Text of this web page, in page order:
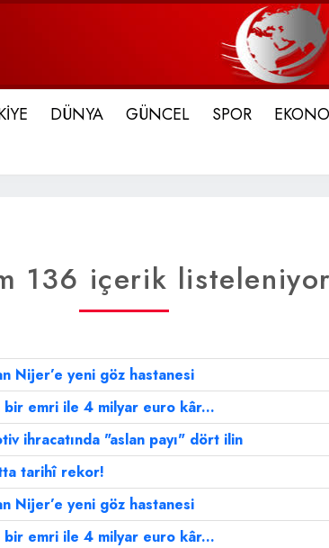
DÜNYA GÜNCEL SPOR
136 içerik
Nijer’e yeni göz hastanesi
bir emri ile 4 milyar euro kâr...
ihracatında "aslan payı" dört ilin
tarihî rekor!
Nijer’e yeni göz hastanesi
bir emri ile 4 milyar euro kâr...